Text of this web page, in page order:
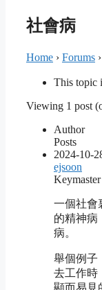
社會病
Home › Forums ›
This topic
Viewing 1 post
Author
Posts
2024-10-
ejsoon
Keymaster
一個社會
的精神病
病。
舉個例子
去工作時